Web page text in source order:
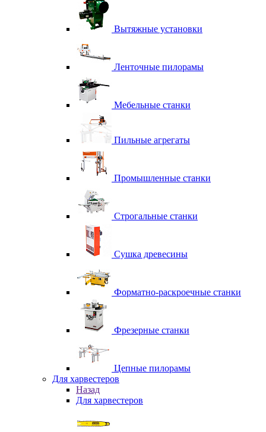
Вытяжные установки
Ленточные пилорамы
Мебельные станки
Пильные агрегаты
Промышленные станки
Строгальные станки
Сушка древесины
Форматно-раскроечные станки
Фрезерные станки
Цепные пилорамы
Для харвестеров
Назад
Для харвестеров